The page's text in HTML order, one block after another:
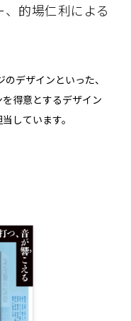
的場仁利による
デザインといった、
得意とするデザイン
しています。